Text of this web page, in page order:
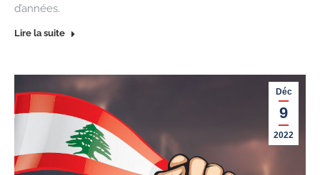
d’années.
Lire la suite
Déc
9
2022